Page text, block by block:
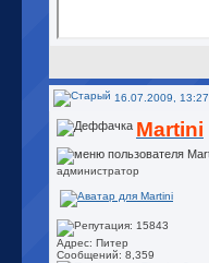
16.07.2009, 13:27
Martini
администратор
Адрес: Питер
Сообщений: 8,359